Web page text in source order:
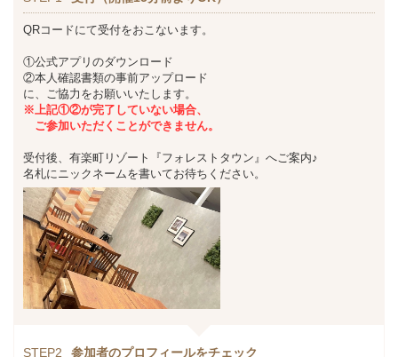
QRコードにて受付をおこないます。
①公式アプリのダウンロード
②本人確認書類の事前アップロード
に、ご協力をお願いいたします。
※上記①②が完了していない場合、
ご参加いただくことができません。
受付後、有楽町リゾート『フォレストタウン』へご案内♪
名札にニックネームを書いてお待ちください。
STEP2 参加者のプロフィールをチェック